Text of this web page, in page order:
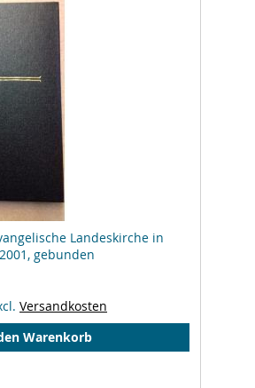
Landeskirche in
gebunden
Versandkosten
Warenkorb